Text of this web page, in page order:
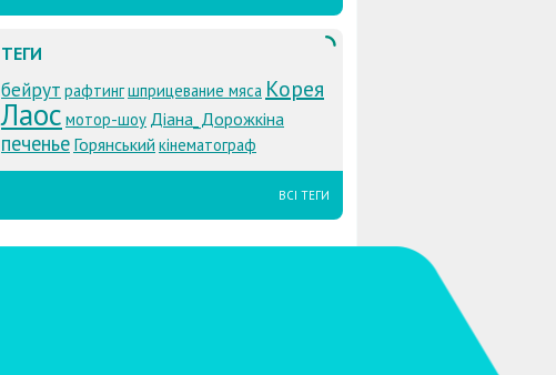
ТЕГИ
бейрут рафтингшприцевание мяса Корея
Лаос мотор-шоу Діана_Дорожкіна
печенье Горянський кінематограф
ВСІ ТЕГИ